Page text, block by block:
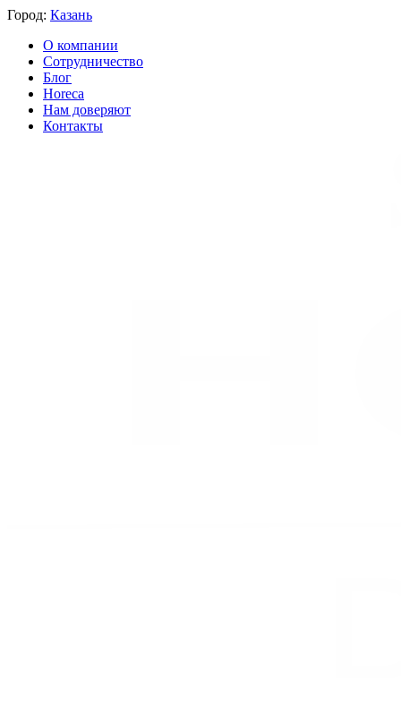
Город: Казань
О компании
Сотрудничество
Блог
Horeca
Нам доверяют
Контакты